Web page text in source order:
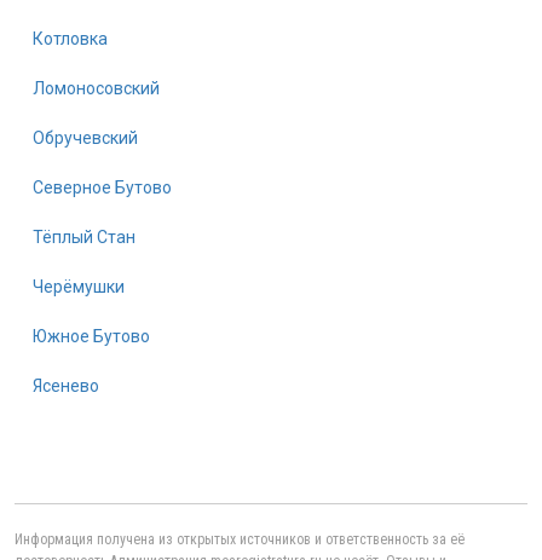
Котловка
Ломоносовский
Обручевский
Северное Бутово
Тёплый Стан
Черёмушки
Южное Бутово
Ясенево
Информация получена из открытых источников и ответственность за её